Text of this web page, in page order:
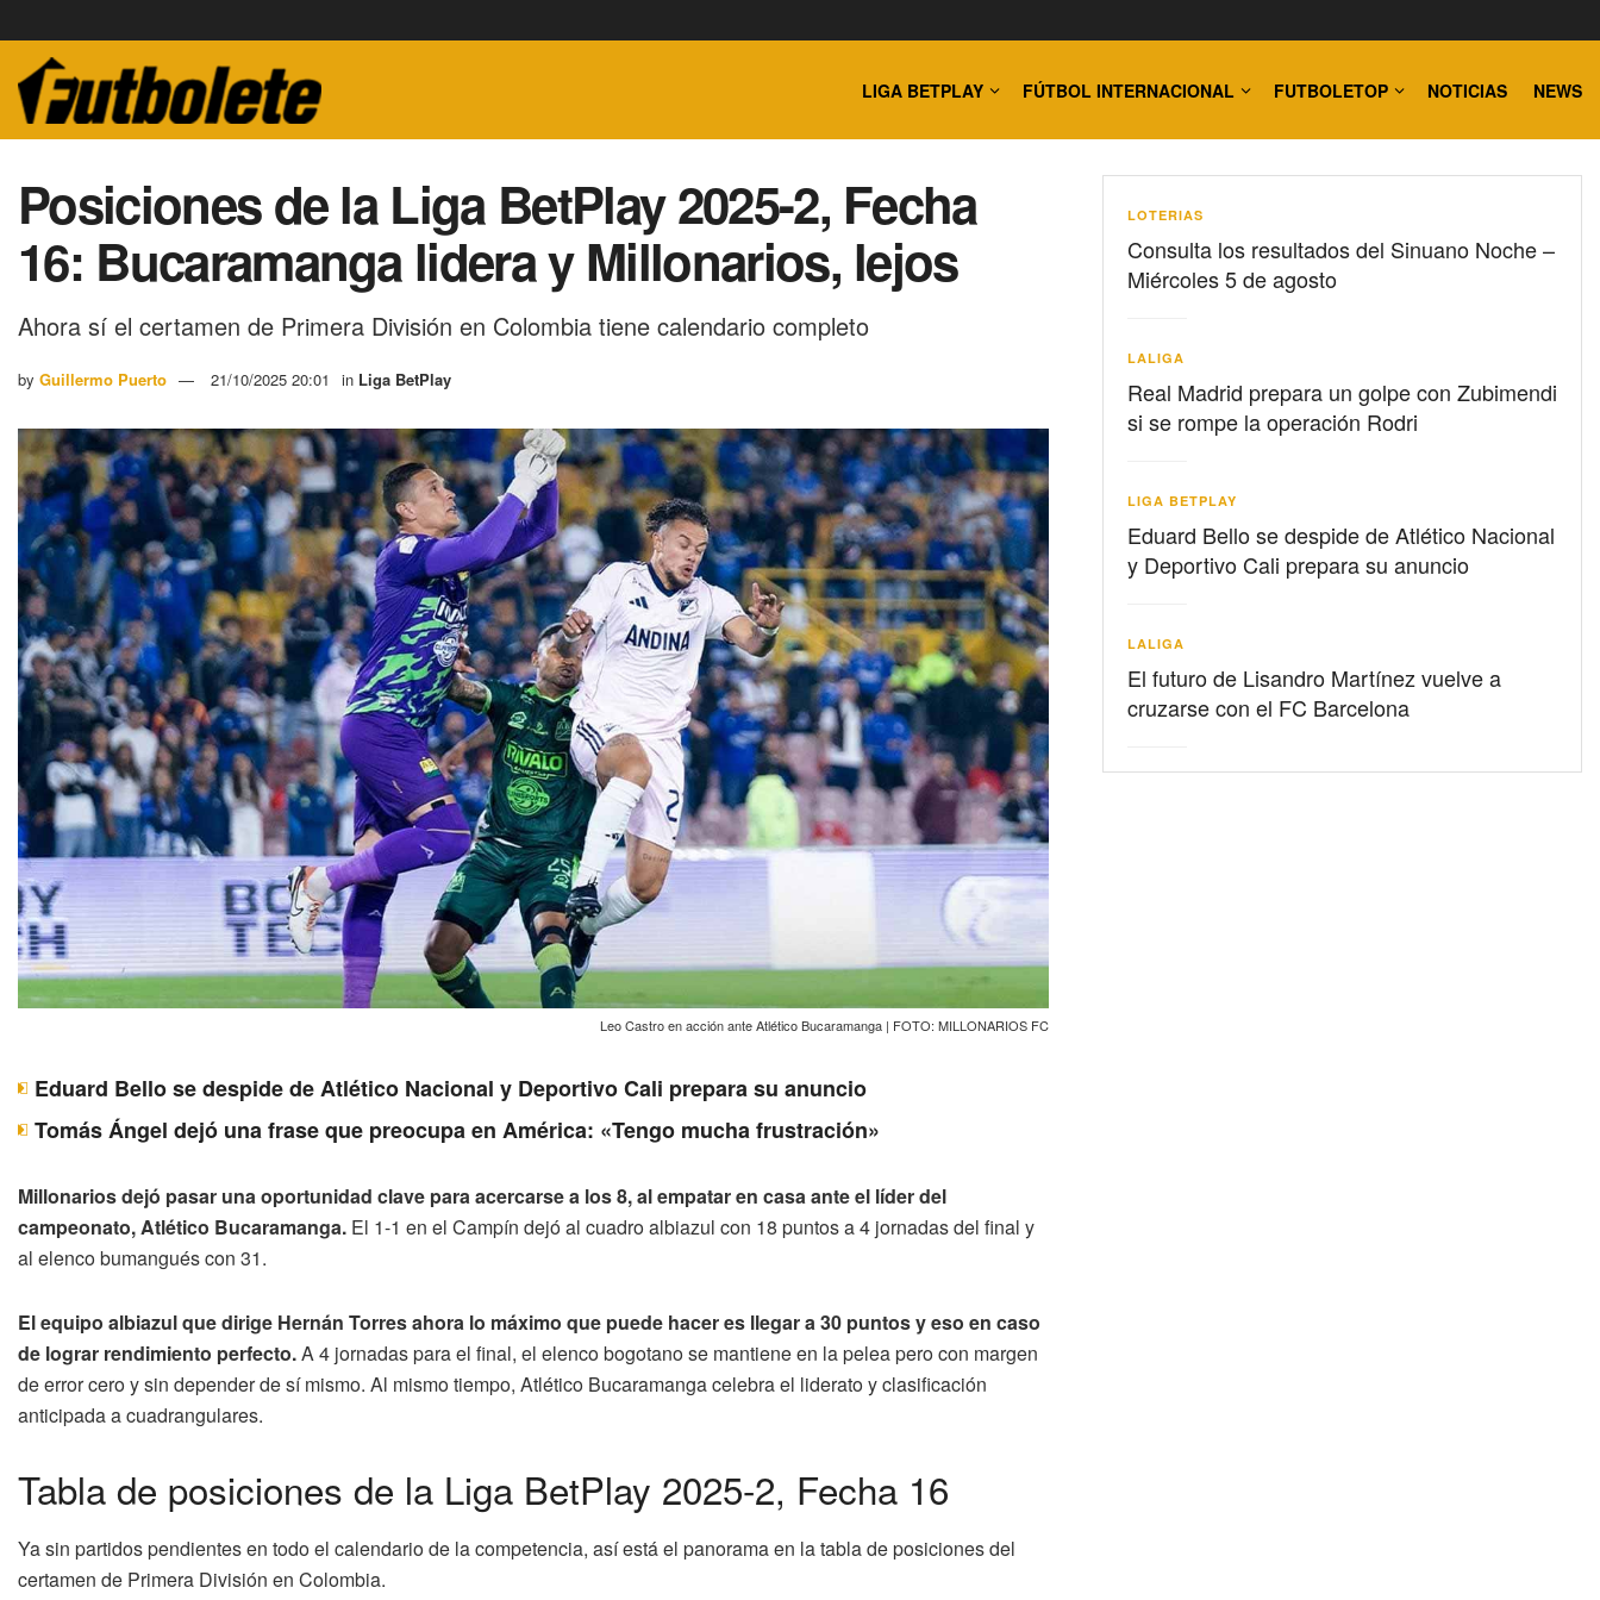
LIGA BETPLAY FÚTBOL INTERNACIONAL FUTBOLETOP NOTICIAS NEWS
Posiciones de la Liga BetPlay 2025-2, Fecha
16: Bucaramanga lidera y Millonarios, lejos
Ahora sí el certamen de Primera División en Colombia tiene calendario completo
by Guillermo Puerto 21/10/2025 20:01 in Liga BetPlay
Leo Castro en acción ante Atlético Bucaramanga | FOTO: MILLONARIOS FC
Eduard Bello se despide de Atlético Nacional y Deportivo Cali prepara su anuncio
Tomás Ángel dejó una frase que preocupa en América: «Tengo mucha frustración»
Millonarios dejó pasar una oportunidad clave para acercarse a los 8, al empatar en casa ante el líder del
campeonato, Atlético Bucaramanga. El 1-1 en el Campín dejó al cuadro albiazul con 18 puntos a 4 jornadas del final y
al elenco bumangués con 31.
El equipo albiazul que dirige Hernán Torres ahora lo máximo que puede hacer es llegar a 30 puntos y eso en caso
de lograr rendimiento perfecto.A 4 jornadas para el final, el elenco bogotano se mantiene en la pelea pero con margen
de error cero y sin depender de sí mismo. Al mismo tiempo, Atlético Bucaramanga celebra el liderato y clasificación
anticipada a cuadrangulares.
Tabla de posiciones de la Liga BetPlay 2025-2, Fecha 16
Ya sin partidos pendientes en todo el calendario de la competencia, así está el panorama en la tabla de posiciones del
certamen de Primera División en Colombia.
LOTERIAS
Consulta los resultados del Sinuano Noche –
Miércoles 5 de agosto
LALIGA
Real Madrid prepara un golpe con Zubimendi
si se rompe la operación Rodri
LIGA BETPLAY
Eduard Bello se despide de Atlético Nacional
y Deportivo Cali prepara su anuncio
LALIGA
El futuro de Lisandro Martínez vuelve a
cruzarse con el FC Barcelona